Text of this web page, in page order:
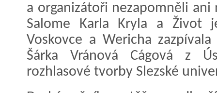
a organizátoři nezapomněli
Salome Karla Kryla a Život
Voskovce a Wericha
Šárka Vránová Cágová z
rozhlasové tvorby Slezské